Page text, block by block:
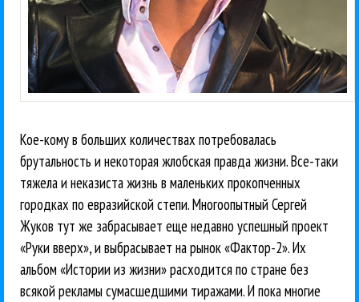
Кое-кому в больших количествах потребовалась
брутальность и некоторая жлобская правда жизни. Все-таки
тяжела и неказиста жизнь в маленьких прокопченных
городках по евразийской степи. Многоопытный Сергей
Жуков тут же забрасывает еще недавно успешный проект
«Руки вверх», и выбрасывает на рынок «Фактор-2». Их
альбом «Истории из жизни» расходится по стране без
всякой рекламы сумасшедшими тиражами. И пока многие